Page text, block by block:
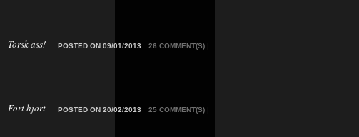
Torsk ass! 26 COMMENT(S) |
POSTED ON 09/01/2013
Fort hjort 25 COMMENT(S) |
POSTED ON 20/02/2013